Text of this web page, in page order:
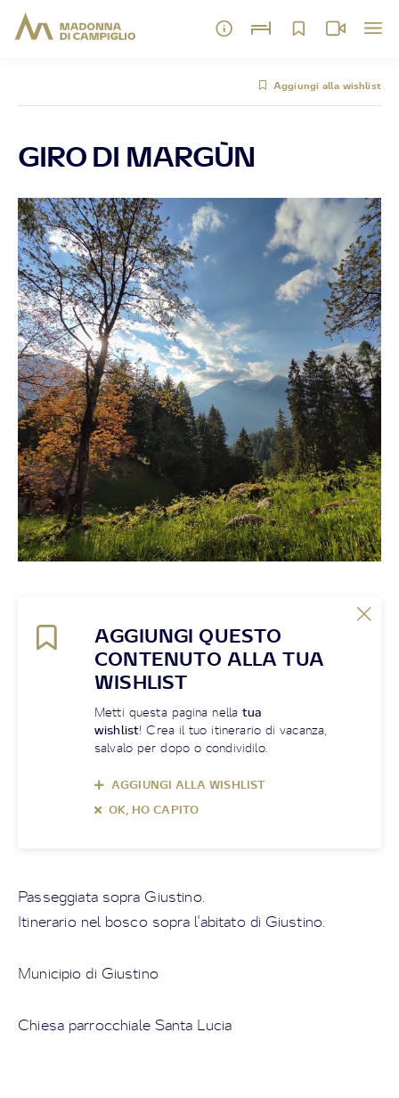
Aggiungi alla wishlist
GIRO DI MARGÙN
AGGIUNGI QUESTO
CONTENUTO ALLA TUA
WISHLIST
Metti questa pagina nellatua
wishlist! Crea il tuo itinerario di vacanza,
salvalo per dopo o condividilo.
AGGIUNGI ALLA WISHLIST
OK, HO CAPITO
Passeggiata sopra Giustino.
Itinerario nel bosco sopra l'abitato di Giustino.
Municipio di Giustino
Chiesa parrocchiale Santa Lucia